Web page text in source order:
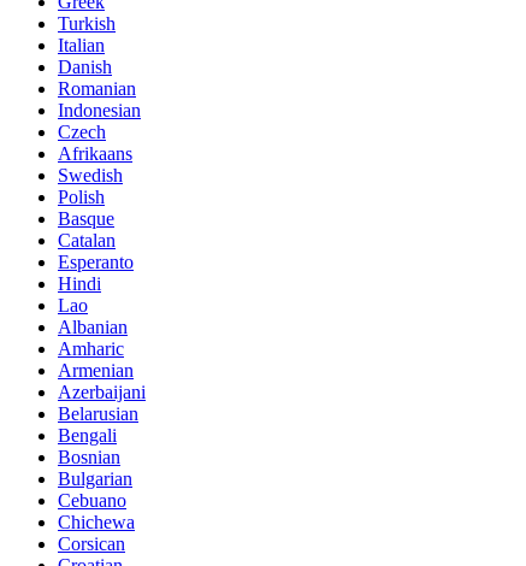
Turkish
Italian
Danish
Romanian
Indonesian
Czech
Afrikaans
Swedish
Polish
Basque
Catalan
Esperanto
Hindi
Lao
Albanian
Amharic
Armenian
Azerbaijani
Belarusian
Bengali
Bosnian
Bulgarian
Cebuano
Chichewa
Corsican